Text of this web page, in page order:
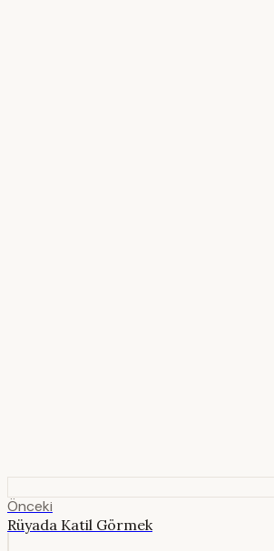
Önceki
Rüyada Katil Görmek